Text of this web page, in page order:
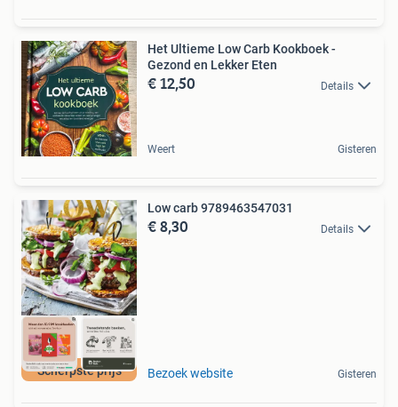
Het Ultieme Low Carb Kookboek -
Gezond en Lekker Eten
€ 12,50 Details
Weert Gisteren
Scherpste prijs
Low carb 9789463547031
€ 8,30 Details
Bezoek website Gisteren